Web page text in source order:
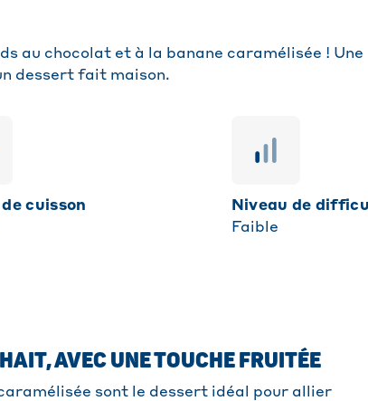
au chocolat et à la banane caramélisée ! Une
dessert fait maison.
de cuisson
niveau de
Faible
AVEC UNE TOUCHE FRUITÉE
sont le dessert idéal pour allier